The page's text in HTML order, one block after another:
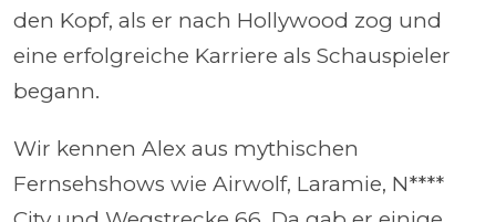
den Kopf, als er nach Hollywood zog und
eine erfolgreiche Karriere als Schauspieler
begann.
Wir kennen Alex aus mythischen
Fernsehshows wie Airwolf, Laramie, N****